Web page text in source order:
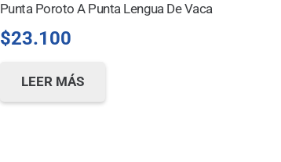
Punta Poroto A Punta Lengua De Vaca
$23.100
LEER MÁS